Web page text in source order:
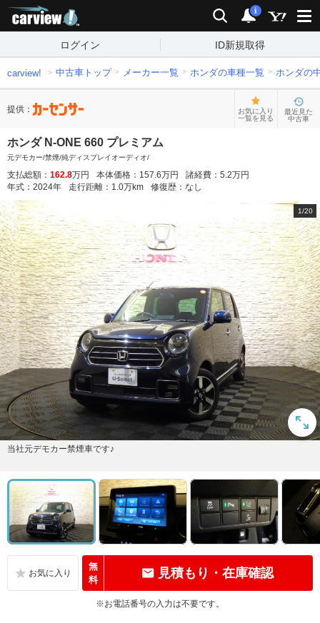
検索 通知
i
ログイン ID新規取得
carview! 中古車トップ メーカー一覧 ホンダの車種一覧 ホンダの
提供：
お気に入り
一覧を見る
最近見た
中古車
ホンダ N-ONE 660 プレミアム
元デモカー/禁煙/純ディスプレイオーディオ/
支払総額： 162.8万円 本体価格： 157.6万円 諸経費： 5.2万円
年式： 2024年 走行距離： 1.0万km 修復歴： なし
1/20
当社元デモカー禁煙車です♪
無
料
見積もり・在庫確認
※お電話番号の入力は不要です。